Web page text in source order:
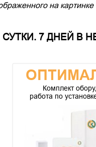
на картинке
7 ДНЕЙ В
Комплект
работа по